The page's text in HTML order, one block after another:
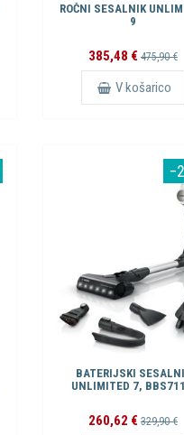
ROČNI SESALNIK
9
385,48 €475,90 €
V košarico
BATERIJSKI
UNLIMITED 7,
260,62 €329,90 €